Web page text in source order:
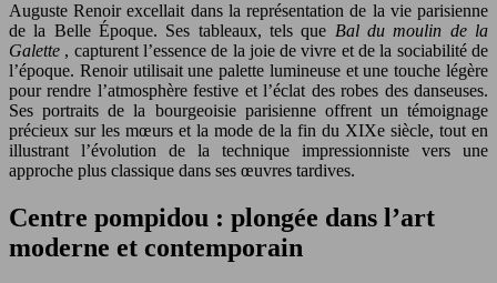
Auguste Renoir excellait dans la représentation de la vie parisienne
de la Belle Époque. Ses tableaux, tels que Bal du moulin de la
Galette , capturent l’essence de la joie de vivre et de la sociabilité de
l’époque. Renoir utilisait une palette lumineuse et une touche légère
pour rendre l’atmosphère festive et l’éclat des robes des danseuses.
Ses portraits de la bourgeoisie parisienne offrent un témoignage
précieux sur les mœurs et la mode de la fin du XIXe siècle, tout en
illustrant l’évolution de la technique impressionniste vers une
approche plus classique dans ses œuvres tardives.
Centre pompidou : plongée dans l’art
moderne et contemporain